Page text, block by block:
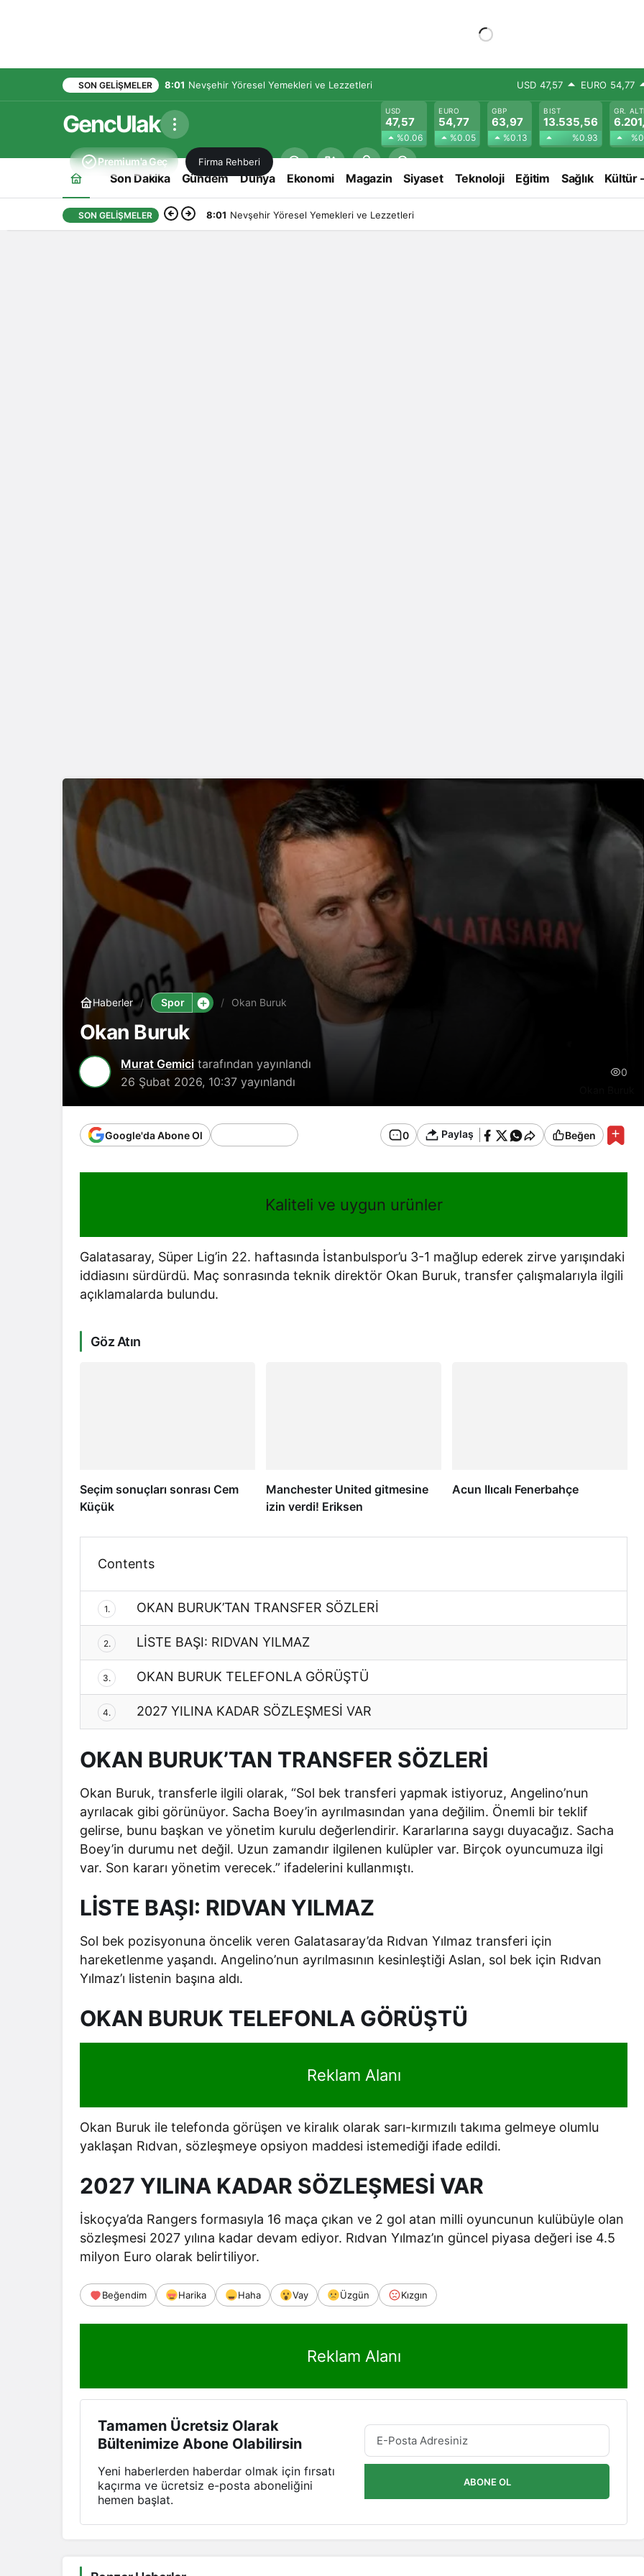
SON GELIŞMELER 8:01 Nevşehir Yöresel Yemekleri ve Lezzetleri USD 47,57 EURO 54,77
GencUlak USD
47,57
%0.06
EURO
54,77
%0.05
GBP
63,97
%0.13
BIST
13.535,56
%0.93
GR.
Premium'a Geç Firma Rehberi
Son Dakika Gündem Dünya Ekonomi Magazin Siyaset Teknoloji Eğitim Sağlık Kültür
SON GELIŞMELER 8:01 Nevşehir Yöresel Yemekleri ve Lezzetleri
Haberler Spor Okan Buruk
Okan Buruk
Murat Gemici tarafından yayınlandı
26 Şubat 2026, 10:37 yayınlandı
0
Google'da Abone Ol 0 Paylaş Beğen
Kaliteli ve uygun urünler
Galatasaray, Süper Lig’in 22. haftasında İstanbulspor’u 3-1 mağlup ederek zirve yarışındaki
iddiasını sürdürdü. Maç sonrasında teknik direktör Okan Buruk, transfer çalışmalarıyla ilgili
açıklamalarda bulundu.
Göz Atın
Seçim sonuçları sonrası Cem
Küçük
Manchester United gitmesine
izin verdi! Eriksen
Acun Ilıcalı Fenerbahçe
Contents
1. OKAN BURUK’TAN TRANSFER SÖZLERİ
2. LİSTE BAŞI: RIDVAN YILMAZ
3. OKAN BURUK TELEFONLA GÖRÜŞTÜ
4. 2027 YILINA KADAR SÖZLEŞMESİ VAR
OKAN BURUK’TAN TRANSFER SÖZLERİ
Okan Buruk, transferle ilgili olarak, “Sol bek transferi yapmak istiyoruz, Angelino’nun
ayrılacak gibi görünüyor. Sacha Boey’in ayrılmasından yana değilim. Önemli bir teklif
gelirse, bunu başkan ve yönetim kurulu değerlendirir. Kararlarına saygı duyacağız. Sacha
Boey’in durumu net değil. Uzun zamandır ilgilenen kulüpler var. Birçok oyuncumuza ilgi
var. Son kararı yönetim verecek.” ifadelerini kullanmıştı.
LİSTE BAŞI: RIDVAN YILMAZ
Sol bek pozisyonuna öncelik veren Galatasaray’da Rıdvan Yılmaz transferi için
hareketlenme yaşandı. Angelino’nun ayrılmasının kesinleştiği Aslan, sol bek için Rıdvan
Yılmaz’ı listenin başına aldı.
OKAN BURUK TELEFONLA GÖRÜŞTÜ
Reklam Alanı
Okan Buruk ile telefonda görüşen ve kiralık olarak sarı-kırmızılı takıma gelmeye olumlu
yaklaşan Rıdvan, sözleşmeye opsiyon maddesi istemediği ifade edildi.
2027 YILINA KADAR SÖZLEŞMESİ VAR
İskoçya’da Rangers formasıyla 16 maça çıkan ve 2 gol atan milli oyuncunun kulübüyle olan
sözleşmesi 2027 yılına kadar devam ediyor. Rıdvan Yılmaz’ın güncel piyasa değeri ise 4.5
milyon Euro olarak belirtiliyor.
Beğendim Harika Haha Vay Üzgün Kızgın
Reklam Alanı
Tamamen Ücretsiz Olarak
Bültenimize Abone Olabilirsin
Yeni haberlerden haberdar olmak için fırsatı
kaçırma ve ücretsiz e-posta aboneliğini
hemen başlat.
ABONE OL